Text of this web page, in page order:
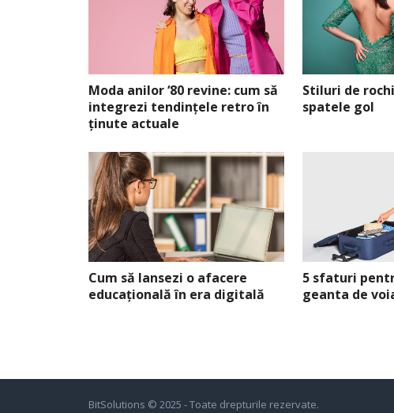
Moda anilor ‘80 revine: cum să
integrezi tendințele retro în
ținute actuale
Stiluri de
spatele gol
Cum să lansezi o afacere
educațională în era digitală
5 sfaturi
geanta de
BitSolutions © 2025 - Toate drepturile rezervate.